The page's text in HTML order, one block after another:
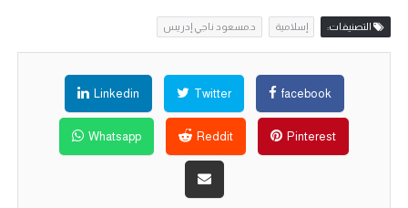
التصنيفات: إسلامية د.مسعود ناجي إدريس
facebook
Twitter
Linkedin
Pinterest
Reddit
Whatsapp